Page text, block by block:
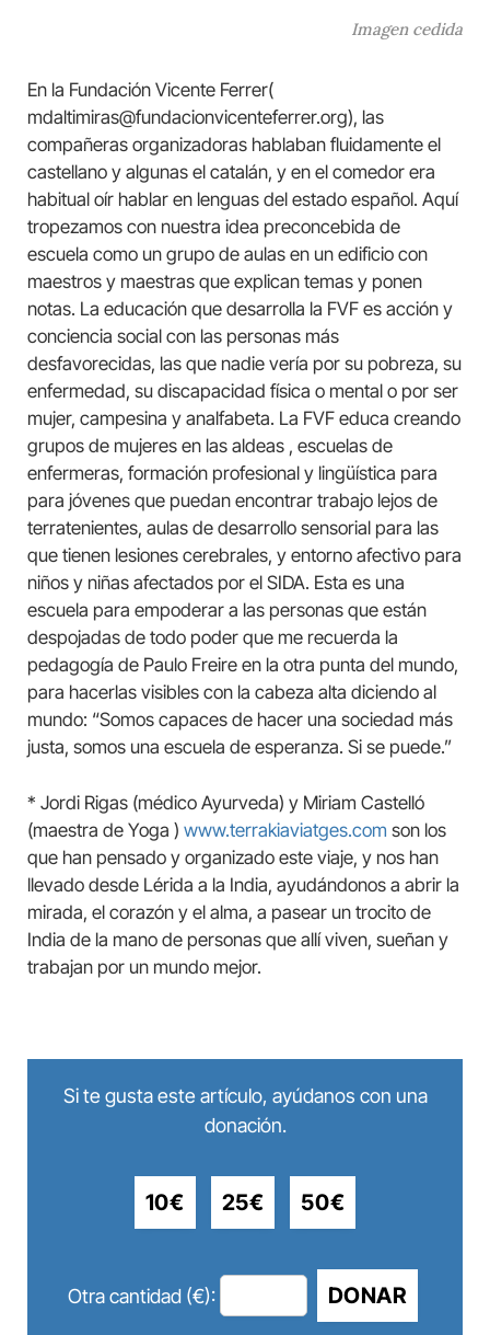
Imagen cedida
En la Fundación Vicente Ferrer(
mdaltimiras@fundacionvicenteferrer.org), las
compañeras organizadoras hablaban fluidamente el
castellano y algunas el catalán, y en el comedor era
habitual oír hablar en lenguas del estado español. Aquí
tropezamos con nuestra idea preconcebida de
escuela como un grupo de aulas en un edificio con
maestros y maestras que explican temas y ponen
notas. La educación que desarrolla la FVF es acción y
conciencia social con las personas más
desfavorecidas, las que nadie vería por su pobreza, su
enfermedad, su discapacidad física o mental o por ser
mujer, campesina y analfabeta. La FVF educa creando
grupos de mujeres en las aldeas , escuelas de
enfermeras, formación profesional y lingüística para
para jóvenes que puedan encontrar trabajo lejos de
terratenientes, aulas de desarrollo sensorial para las
que tienen lesiones cerebrales, y entorno afectivo para
niños y niñas afectados por el SIDA. Esta es una
escuela para empoderar a las personas que están
despojadas de todo poder que me recuerda la
pedagogía de Paulo Freire en la otra punta del mundo,
para hacerlas visibles con la cabeza alta diciendo al
mundo: “Somos capaces de hacer una sociedad más
justa, somos una escuela de esperanza. Si se puede.”
* Jordi Rigas (médico Ayurveda) y Miriam Castelló
(maestra de Yoga ) www.terrakiaviatges.com son los
que han pensado y organizado este viaje, y nos han
llevado desde Lérida a la India, ayudándonos a abrir la
mirada, el corazón y el alma, a pasear un trocito de
India de la mano de personas que allí viven, sueñan y
trabajan por un mundo mejor.
Si te gusta este artículo, ayúdanos con una
donación.
10€ 25€ 50€
Otra cantidad (€): DONAR